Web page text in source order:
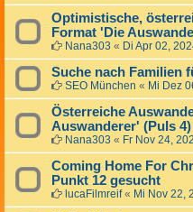
Optimistische,
Format 'Die
Nana303 « Di Apr 02,
Suche nach Familien
SEO München « Mi Dez
Österreiche
Auswanderer' (Puls
Nana303 « Fr Nov 24,
Coming Home For
Punkt 12 gesucht
lucaFilmreif« Mi Nov 22,